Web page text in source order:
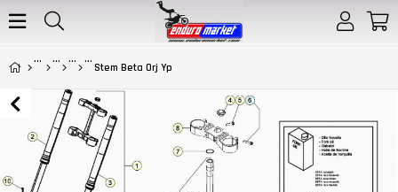
Stem Beta Orj Yp